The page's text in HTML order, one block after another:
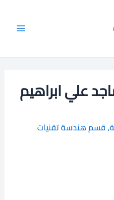
| ماجد علي ابراهيم
,قسم هندسة تقنيات